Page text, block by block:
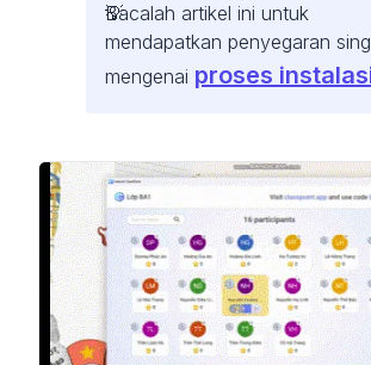
Bacalah artikel ini untuk
mendapatkan penyegaran
mengenai proses